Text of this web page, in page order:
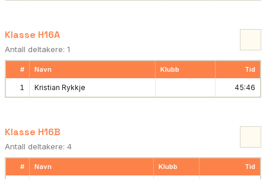
Klasse H16A
Antall deltakere: 1
# Navn Klubb Tid
1 Kristian Rykkje 45:46
Klasse H16B
Antall deltakere: 4
# Navn Klubb Tid